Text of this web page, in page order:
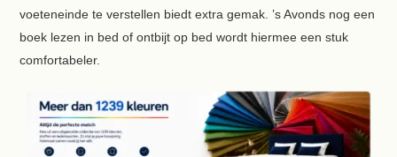
voeteneinde te verstellen biedt extra gemak. ’s Avonds nog een
boek lezen in bed of ontbijt op bed wordt hiermee een stuk
comfortabeler.